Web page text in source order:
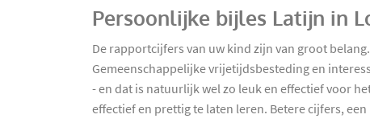
Persoonlijke bijles Latijn in
De rapportcijfers van uw kind zijn van groot
Gemeenschappelijke vrijetijdsbesteding en
- en dat is natuurlijk wel zo leuk en effectief voor
effectief en prettig te laten leren. Betere cijfers,